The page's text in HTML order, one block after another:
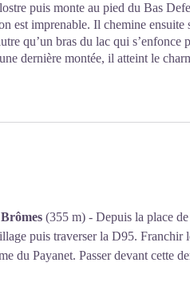
puis monte au pied du Bas
est imprenable. Il chemine
qu’un bras du lac qui s’enfonce
dernière montée, il atteint le
(355 m) - Depuis la place
puis traverser la D95. Franchir
du Payanet. Passer devant cette